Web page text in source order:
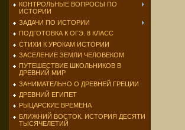
КОНТРОЛЬНЫЕ ВОПРОСЫ ПО
ИСТОРИИ
ЗАДАЧИ ПО ИСТОРИИ
ПОДГОТОВКА К ОГЭ. 8 КЛАСС
СТИХИ К УРОКАМ ИСТОРИИ
ЗАСЕЛЕНИЕ ЗЕМЛИ ЧЕЛОВЕКОМ
ПУТЕШЕСТВИЕ ШКОЛЬНИКОВ В
ДРЕВНИЙ МИР
ЗАНИМАТЕЛЬНО О ДРЕВНЕЙ ГРЕЦИИ
ДРЕВНИЙ ЕГИПЕТ
РЫЦАРСКИЕ ВРЕМЕНА
БЛИЖНИЙ ВОСТОК. ИСТОРИЯ ДЕСЯТИ
ТЫСЯЧЕЛЕТИЙ